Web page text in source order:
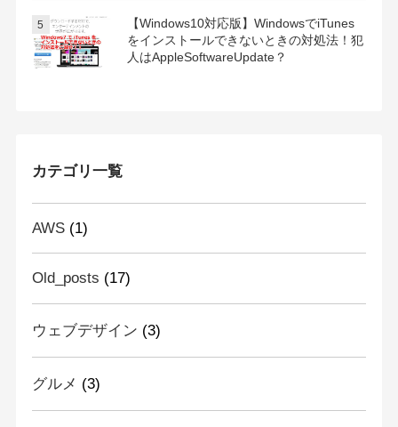
【Windows10対応版】WindowsでiTunes
をインストールできないときの対処法！犯
人はAppleSoftwareUpdate？
カテゴリ一覧
AWS(1)
Old_posts (17)
ウェブデザイン (3)
グルメ (3)